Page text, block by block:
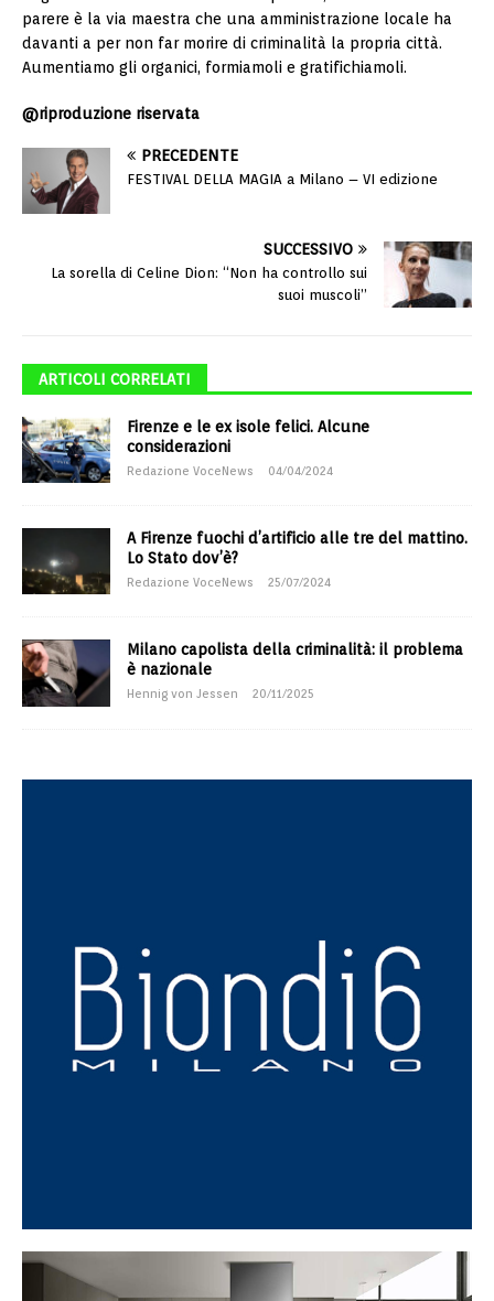
parere è la via maestra che una amministrazione locale ha
davanti a per non far morire di criminalità la propria città.
Aumentiamo gli organici, formiamoli e gratifichiamoli.
@riproduzione riservata
PRECEDENTE
FESTIVAL DELLA MAGIA a Milano – VI edizione
SUCCESSIVO
La sorella di Celine Dion: “Non ha controllo sui
suoi muscoli”
ARTICOLI CORRELATI
Firenze e le ex isole felici. Alcune
considerazioni
Redazione VoceNews 04/04/2024
A Firenze fuochi d’artificio alle tre del mattino.
Lo Stato dov’è?
Redazione VoceNews 25/07/2024
Milano capolista della criminalità: il problema
è nazionale
Hennig von Jessen 20/11/2025